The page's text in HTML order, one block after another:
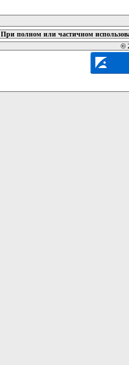
При полном или частичном
©